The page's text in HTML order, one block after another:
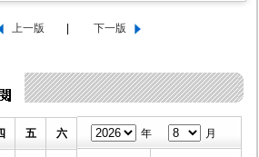
五 六 年 月